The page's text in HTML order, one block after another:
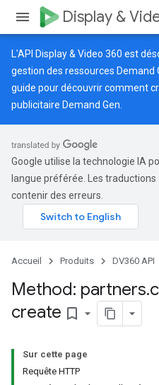
Display &
L'API Display & Video 360 est
gestion des ressources Demand
guide pour découvrir comment
publicitaire Demand Gen.
Google utilise la technologie IA
langue préférée. Les
contenir des erreurs.
Accueil Produits DV360 API
Method: partners.
create bookmark_border
Sur cette page
Requête HTTP